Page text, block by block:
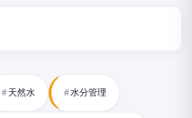
天然水 水分管理